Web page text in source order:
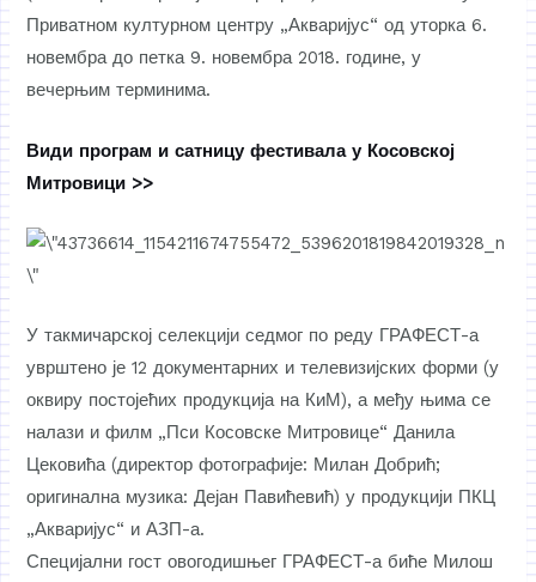
Приватном културном центру „Акваријус“ од уторка 6.
новембра до петка 9. новембра 2018. године, у
вечерњим терминима.
Види програм и сатницу фестивала у Косовској
Митровици >>
У такмичарској селекцији седмог по реду ГРАФЕСТ-а
уврштено је 12 документарних и телевизијских форми (у
оквиру постојећих продукција на КиМ), а међу њима се
налази и филм „Пси Косовске Митровице“ Данила
Цековића (директор фотографије: Милан Добрић;
оригинална музика: Дејан Павићевић) у продукцији ПКЦ
„Акваријус“ и АЗП-а.
Специјални гост овогодишњег ГРАФЕСТ-а биће Милош